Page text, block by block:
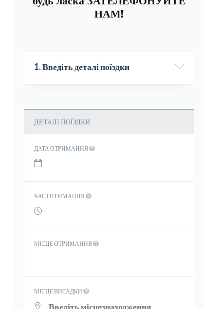
НАМ!
1. Введіть деталі поїздки
ДЕТАЛІ ПОЇЗДКИ
ДАТА ОТРИМАННЯ
ЧАС ОТРИМАННЯ
МІСЦЕ ОТРИМАННЯ
МІСЦЕ ВИСАДКИ